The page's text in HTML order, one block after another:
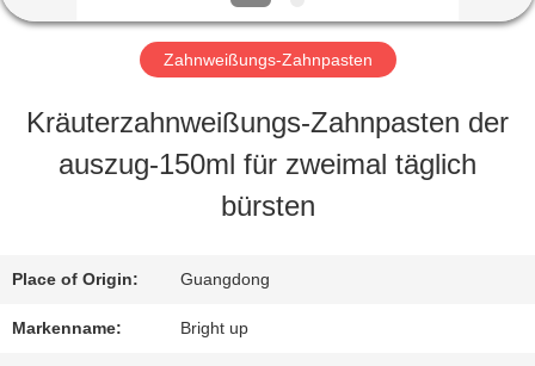
ÜBER
FABRIK-
Zahnweißungs-Zahnpasten
Kräuterzahnweißungs-Zahnpasten der
auszug-150ml für zweimal täglich
bürsten
Place of Origin: Guangdong
Markenname: Bright up